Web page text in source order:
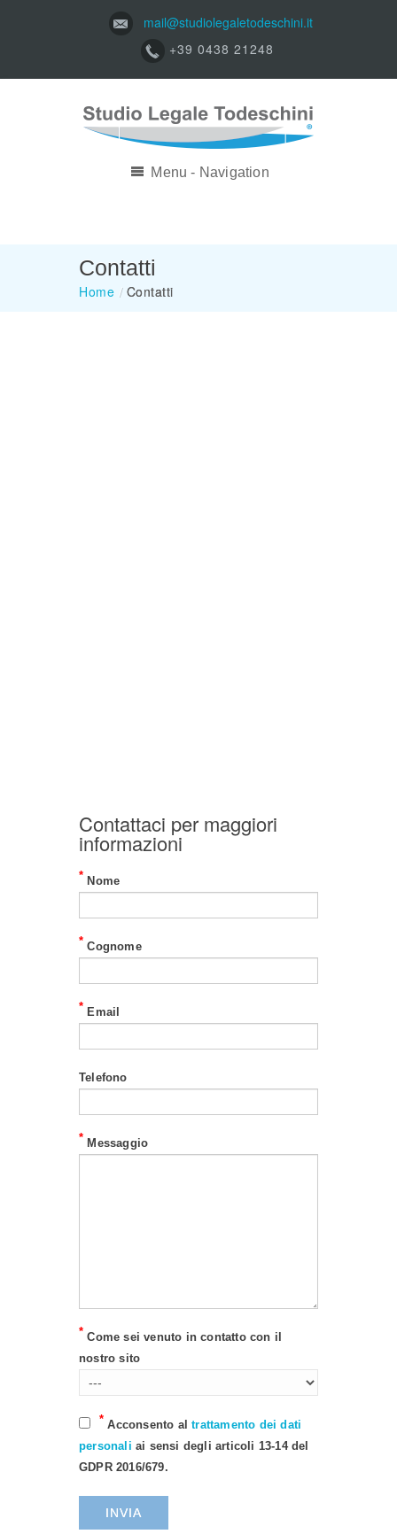
mail@studiolegaletodeschini.it
+39 0438 21248
Menu - Navigation
Contatti
Home / Contatti
Contattaci per maggiori
informazioni
* Nome
* Cognome
* Email
Telefono
* Messaggio
* Come sei venuto in contatto con il
nostro sito
* Acconsento altrattamento dei dati
personali ai sensi degli articoli 13-14 del
GDPR 2016/679.